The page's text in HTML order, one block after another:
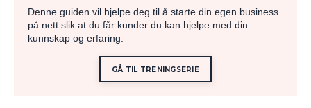
Denne guiden vil hjelpe deg til å starte din egen business
på nett slik at du får kunder du kan hjelpe med din
kunnskap og erfaring.
GÅ TIL TRENINGSERIE